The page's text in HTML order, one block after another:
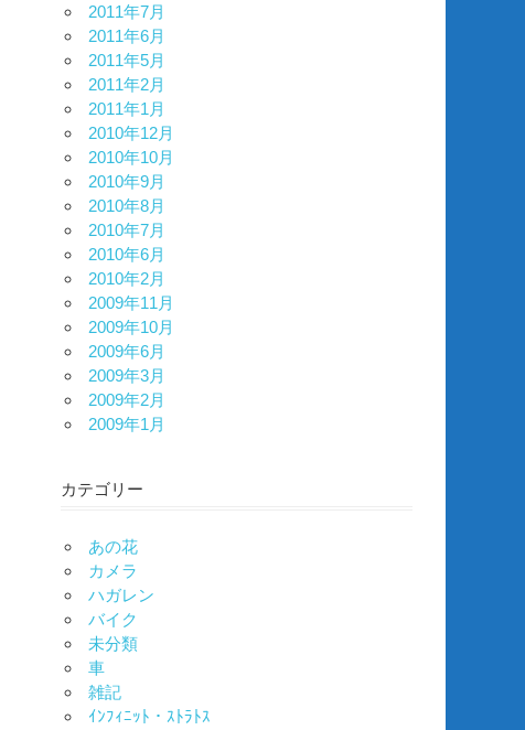
2011年7月
2011年6月
2011年5月
2011年2月
2011年1月
2010年12月
2010年10月
2010年9月
2010年8月
2010年7月
2010年6月
2010年2月
2009年11月
2009年10月
2009年6月
2009年3月
2009年2月
2009年1月
カテゴリー
あの花
カメラ
ハガレン
バイク
未分類
車
雑記
ｲﾝﾌｨﾆｯﾄ・ｽﾄﾗﾄｽ